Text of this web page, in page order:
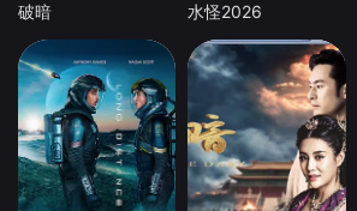
破暗 水怪2026